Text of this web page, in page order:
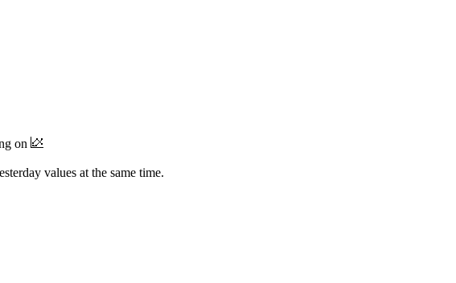
on
values at the same time.